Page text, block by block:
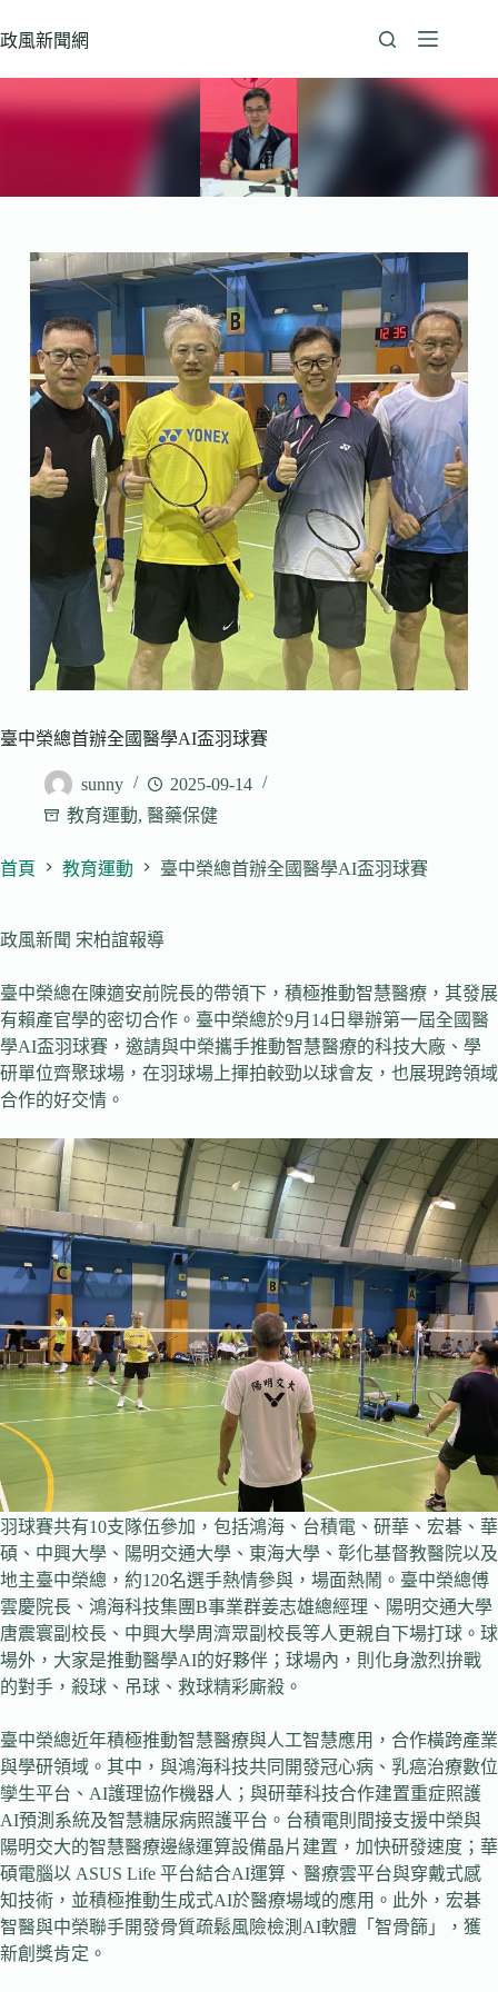
至
政風新聞網
臺中榮總首辦全國醫學AI盃羽球賽
sunny
2025-09-14
教育運動, 醫藥保健
首頁 教育運動 臺中榮總首辦全國醫學AI盃羽球賽
政風新聞 宋柏誼報導
臺中榮總在陳適安前院長的帶領下，積極推動智慧醫療，其發展
有賴產官學的密切合作。臺中榮總於9月14日舉辦第一屆全國醫
學AI盃羽球賽，邀請與中榮攜手推動智慧醫療的科技大廠、學
研單位齊聚球場，在羽球場上揮拍較勁以球會友，也展現跨領域
合作的好交情。
羽球賽共有10支隊伍參加，包括鴻海、台積電、研華、宏碁、華
碩、中興大學、陽明交通大學、東海大學、彰化基督教醫院以及
地主臺中榮總，約120名選手熱情參與，場面熱鬧。臺中榮總傅
雲慶院長、鴻海科技集團B事業群姜志雄總經理、陽明交通大學
唐震寰副校長、中興大學周濟眾副校長等人更親自下場打球。球
場外，大家是推動醫學AI的好夥伴；球場內，則化身激烈拚戰
的對手，殺球、吊球、救球精彩廝殺。
臺中榮總近年積極推動智慧醫療與人工智慧應用，合作橫跨產業
與學研領域。其中，與鴻海科技共同開發冠心病、乳癌治療數位
孿生平台、AI護理協作機器人；與研華科技合作建置重症照護
AI預測系統及智慧糖尿病照護平台。台積電則間接支援中榮與
陽明交大的智慧醫療邊緣運算設備晶片建置，加快研發速度；華
碩電腦以 ASUS Life 平台結合AI運算、醫療雲平台與穿戴式感
知技術，並積極推動生成式AI於醫療場域的應用。此外，宏碁
智醫與中榮聯手開發骨質疏鬆風險檢測AI軟體「智骨篩」，獲
新創獎肯定。